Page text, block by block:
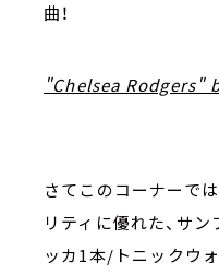
曲！
"Chelsea Rodgers"
さてこのコーナーで
リティに優れた、サ
ッカ1本/トニックウ